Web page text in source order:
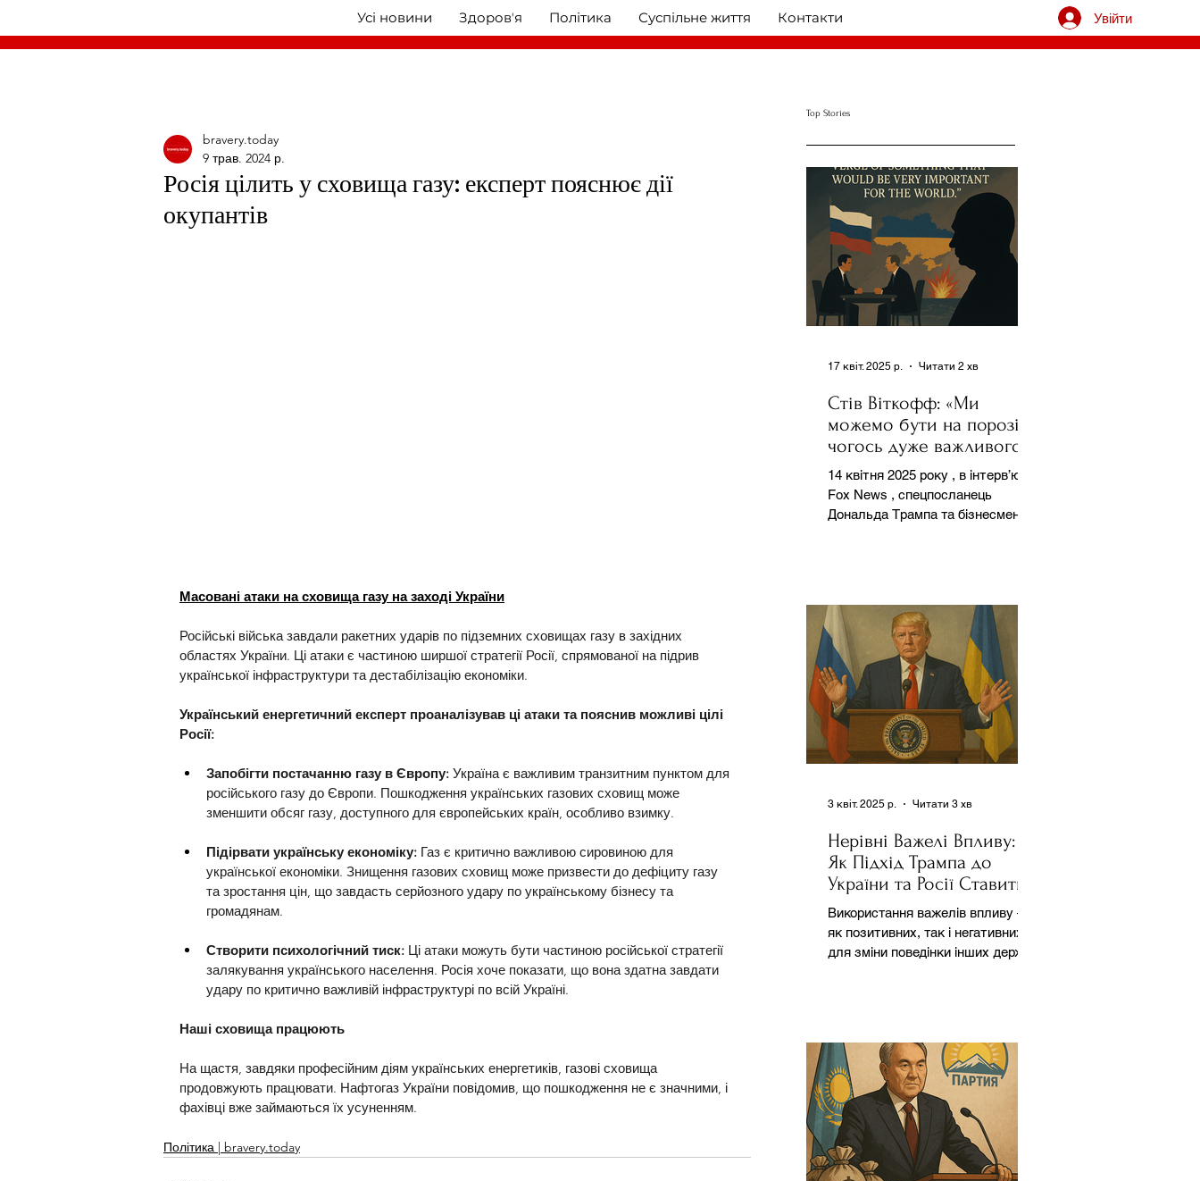
Усі новини Здоровʼя Політика Суспільне життя Контакти Увійти
Росія цілить у сховища газу: експерт пояснює дії
окупантів
bravery.today
9 трав. 2024 р.
Масовані атаки на сховища газу на заході України
Російські війська завдали ракетних ударів по підземних сховищах газу в західних
областях України. Ці атаки є частиною ширшої стратегії Росії, спрямованої на підрив
української інфраструктури та дестабілізацію економіки.
Український енергетичний експерт проаналізував ці атаки та пояснив можливі цілі
Росії:
Запобігти постачанню газу в Європу: Україна є важливим транзитним пунктом для
російського газу до Європи. Пошкодження українських газових сховищ може
зменшити обсяг газу, доступного для європейських країн, особливо взимку.
Підірвати українську економіку: Газ є критично важливою сировиною для
української економіки. Знищення газових сховищ може призвести до дефіциту газу
та зростання цін, що завдасть серйозного удару по українському бізнесу та
громадянам.
Створити психологічний тиск: Ці атаки можуть бути частиною російської стратегії
залякування українського населення. Росія хоче показати, що вона здатна завдати
удару по критично важливій інфраструктурі по всій Україні.
Наші сховища працюють
На щастя, завдяки професійним діям українських енергетиків, газові сховища
продовжують працювати. Нафтогаз України повідомив, що пошкодження не є значними, і
фахівці вже займаються їх усуненням.
Політика | bravery.today
Top Stories
Стів Віткофф: «Ми
можемо бути на порозі
чогось дуже важливого
для світу» — але що це
означає?
14 квітня 2025 року , в інтерв’ю на
Fox News , спецпосланець
Дональда Трампа та бізнесмен
17 квіт. 2025 р. Читати 2 хв
Нерівні Важелі Впливу:
Як Підхід Трампа до
України та Росії Ставить
під Сумнів Американську
Держполітику
Використання важелів впливу –
як позитивних, так і негативних –
для зміни поведінки інших держав
3 квіт. 2025 р. Читати 3 хв